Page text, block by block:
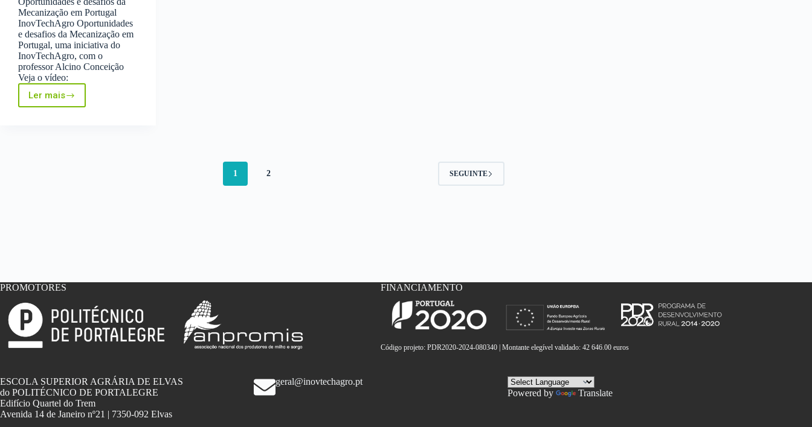
Mecanização em Portugal
InovTechAgro Oportunidades
e desafios da Mecanização em
Portugal, uma iniciativa do
InovTechAgro, com o
professor Alcino Conceição
Veja o vídeo:
Ler maisOportunidades
e
1 2 SEGUINTE
PROMOTORES FINANCIAMENTO
Código projeto: PDR2020-2024-080340 | Montante elegível validado: 42 646.00 euros
ESCOLA SUPERIOR AGRÁRIA DE ELVAS
do POLITÉCNICO DE PORTALEGRE
Edifício Quartel do Trem
Avenida 14 de Janeiro nº21 | 7350-092 Elvas
geral@inovtechagro.pt
Powered by
Translate